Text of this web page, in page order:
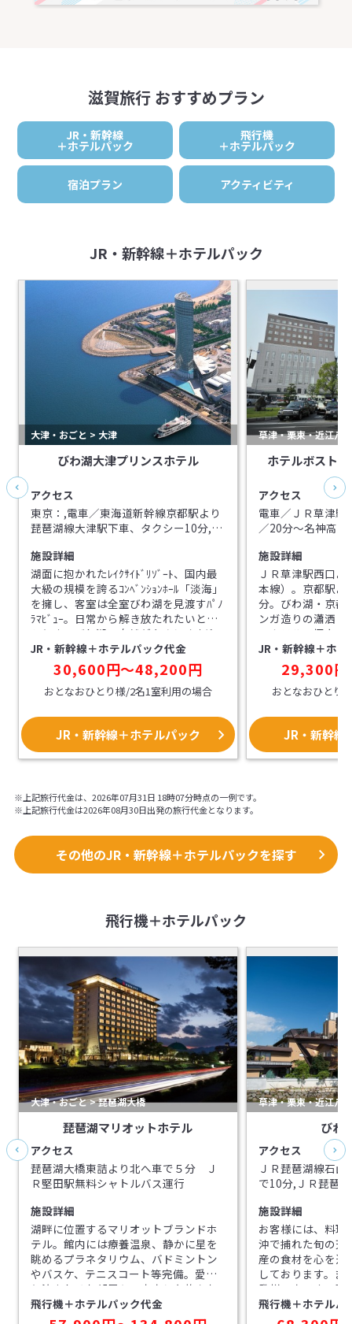
滋賀旅行 おすすめプラン
JR・新幹線
＋ホテルパック
飛行機
＋ホテルパック
宿泊プラン アクティビティ
JR・新幹線＋ホテルパック
大津・おごと > 大津
びわ湖大津プリンスホテル
アクセス
東京：,電車／東海道新幹線京都駅より
琵琶湖線大津駅下車、タクシー10分,車
大津IC～琵琶湖方面へ約3.7㎞（平常時
約10分）,東京：,電車／東海道新幹線京
都駅より琵琶湖線大津駅下車、タクシ
ー10分,車／名神高速道路～大津IC～琵
琶湖方面へ約3.7㎞（平常時約10分）
施設詳細
湖面に抱かれたﾚｲｸｻｲﾄﾞﾘｿﾞｰﾄ、国内最
大級の規模を誇るｺﾝﾍﾞﾝｼｮﾝﾎｰﾙ「淡海」
を擁し、客室は全室びわ湖を見渡すﾊﾟﾉ
ﾗﾏﾋﾞｭｰ。日常から解き放たれたいと思
うとき、びわ湖の自然がやさしく出迎
えてくれます。京都から大津までJRで
10分のﾛｹｰｼｮﾝに位置し、観光のｱｸｾｽに
も便利です。
JR・新幹線＋ホテルパック代金
30,600円～48,200円
おとなおひとり様/2名1室利用の場合
JR・新幹線＋ホテルパック
草津・栗東・近江八
ホテルボスト
アクセス
電車／ＪＲ草津駅
／20分～名神高
施設詳細
ＪＲ草津駅西口
本線）。京都駅よ
分。びわ湖・京都
ンガ造りの瀟洒（
ィホテル。極上
リラックスさせて
ッドを全室にご
（無料）
JR・新幹線＋ホ
29,300
おとなおひとり
JR・新幹線
※上記旅行代金は、2026年07月31日 18時07分時点の一例です。
※上記旅行代金は2026年08月30日出発の旅行代金となります。
その他のJR・新幹線＋ホテルパックを探す
飛行機＋ホテルパック
大津・おごと > 琵琶湖大橋
琵琶湖マリオットホテル
アクセス
琵琶湖大橋東詰より北へ車で５分 Ｊ
Ｒ堅田駅無料シャトルバス運行
施設詳細
湖畔に位置するマリオットブランドホ
テル。館内には療養温泉、静かに星を
眺めるプラネタリウム、バドミントン
やバスケ、テニスコート等完備。愛犬
と泊まれるお部屋も！充実した旅をお
楽しみ下さい。
飛行機＋ホテルパック代金
草津・栗東・近江八
びわ
アクセス
ＪＲ琵琶湖線石
で10分,ＪＲ琵琶
車・タクシーで
ンターより15分,
ターより10分,名
ーより15分
施設詳細
お客様には、料理
沖で捕れた旬の天
産の食材を心を込
しております。ま
発祥の宿です。季
快な全長２メート
盛り料理にして
飛行機＋ホテルパ